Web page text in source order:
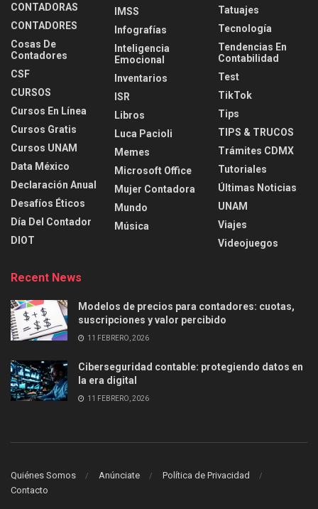
CONTADORAS
CONTADORES
Cosas De
Contadores
CSF
CURSOS
Cursos En Línea
Cursos Gratis
Cursos UNAM
Data México
Declaración Anual
Desafíos Éticos
Día Del Contador
DIOT
IMSS
Infografías
Inteligencia
Emocional
Inventarios
ISR
Libros
Luca Pacioli
Memes
Microsoft Office
Mujer Contadora
Mundo
Música
Tatuajes
Tecnología
Tendencias En
Contabilidad
Test
TikTok
Tips
TIPS & TRUCOS
Trámites CDMX
Tutoriales
Últimas Noticias
UNAM
Viajes
Videojuegos
Recent News
Modelos de precios para contadores: cuotas,
suscripciones y valor percibido
11 FEBRERO, 2026
Ciberseguridad contable: protegiendo datos en
la era digital
11 FEBRERO, 2026
Quiénes Somos Anúnciate
Política de Privacidad
Contacto